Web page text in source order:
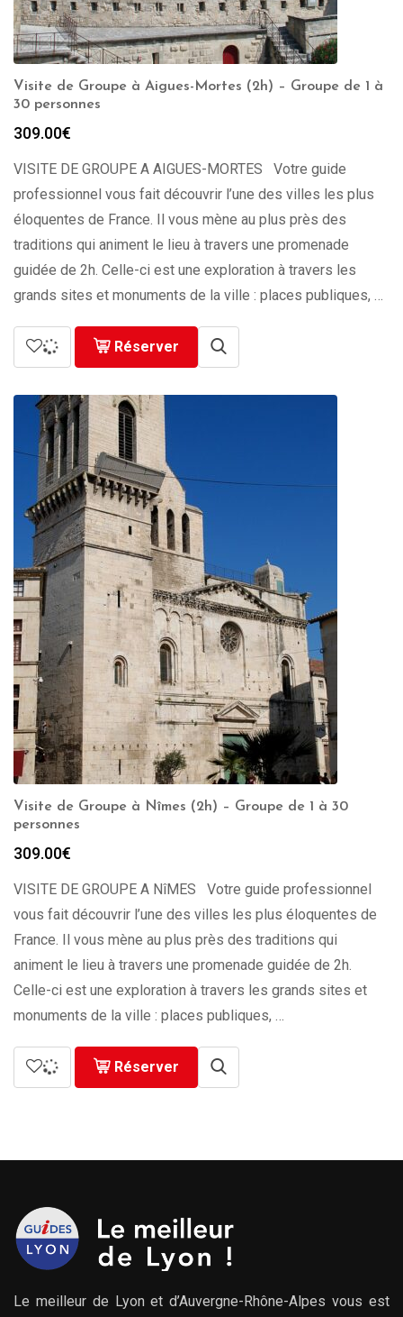
Visite de Groupe à Aigues-Mortes (2h) – Groupe de 1 à
30 personnes
309.00€
VISITE DE GROUPE A AIGUES-MORTES Votre guide
professionnel vous fait découvrir l’une des villes les plus
éloquentes de France. Il vous mène au plus près des
traditions qui animent le lieu à travers une promenade
guidée de 2h. Celle-ci est une exploration à travers les
grands sites et monuments de la ville : places publiques, …
Réserver
Visite de Groupe à Nîmes (2h) – Groupe de 1 à 30
personnes
309.00€
VISITE DE GROUPE A NîMES Votre guide professionnel
vous fait découvrir l’une des villes les plus éloquentes de
France. Il vous mène au plus près des traditions qui
animent le lieu à travers une promenade guidée de 2h.
Celle-ci est une exploration à travers les grands sites et
monuments de la ville : places publiques, …
Réserver
Le meilleur de Lyon et d’Auvergne-Rhône-Alpes vous est